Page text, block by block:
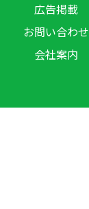
広告掲載
お問い合わせ
会社案内